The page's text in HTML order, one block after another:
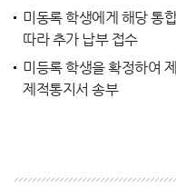
미동록 학생에게 해당 통
따라 추가 납부 접수
미등록 학생을 확정하여
제적통지서 송부